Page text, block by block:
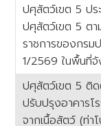
ปศุสัตว์เขต 5 ปร
ปศุสัตว์เขต 5 ตา
ราชการของกร
1/2569 ในพื้นที่
ปศุสัตว์เขต 5 ติด
ปรับปรุงอาคาร
จากเนื้อสัตว์ (ท่